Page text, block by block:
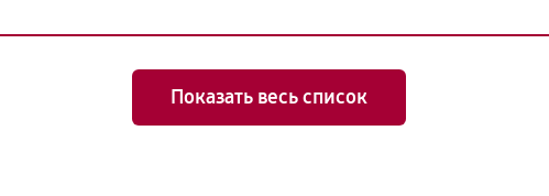
Показать весь список